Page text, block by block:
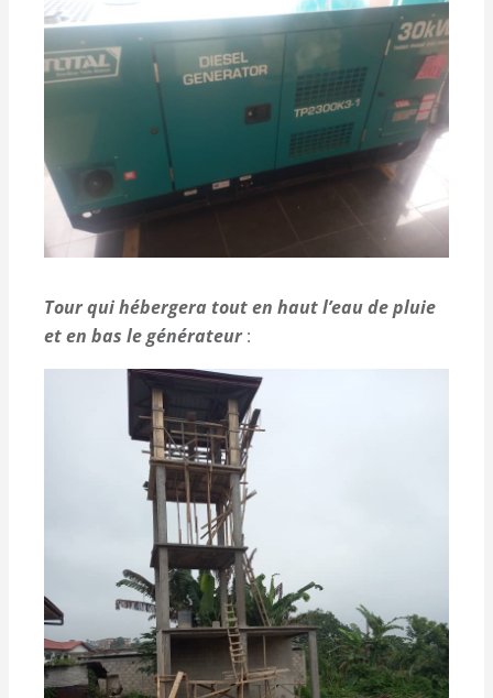
Tour qui hébergera tout en haut l’eau de pluie
et en bas le générateur: